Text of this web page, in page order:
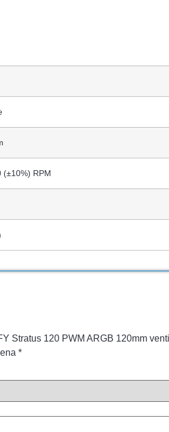
(±10%) RPM
Stratus 120 PWM ARGB 120mm
*